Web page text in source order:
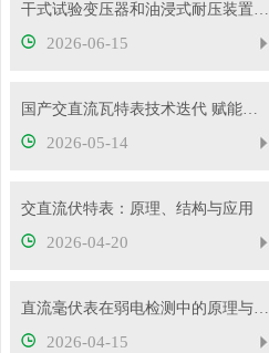
干式试验变压器和油浸式耐压装置有什么区别？
2026-06-15
国产交直流瓦特表技术迭代 赋能电力精准计量与能效管理
2026-05-14
交直流伏特表：原理、结构与应用
2026-04-20
直流毫伏表在弱电检测中的原理与性能优势
2026-04-15